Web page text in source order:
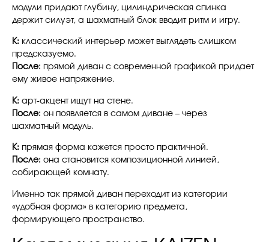
модули придают глубину, цилиндрическая спинка
держит силуэт, а шахматный блок вводит ритм и игру.
К: классический интерьер может выглядеть слишком
предсказуемо.
После: прямой диван с современной графикой придает
ему живое напряжение.
К: арт-акцент ищут на стене.
После: он появляется в самом диване – через
шахматный модуль.
К: прямая форма кажется просто практичной.
После: она становится композиционной линией,
собирающей комнату.
Именно так прямой диван переходит из категории
«удобная форма» в категорию предмета,
формирующего пространство.